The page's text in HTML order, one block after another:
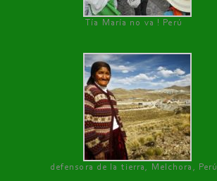
Tía María no va ! Perú
defensora de la tierra, Melchora, Perú